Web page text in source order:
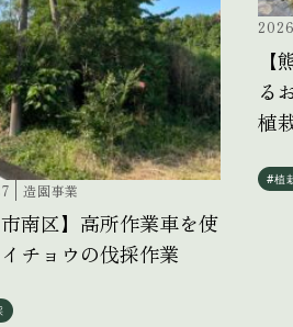
造園事業
南区】高所作業車を使
チョウの伐採作業
る
植
#植